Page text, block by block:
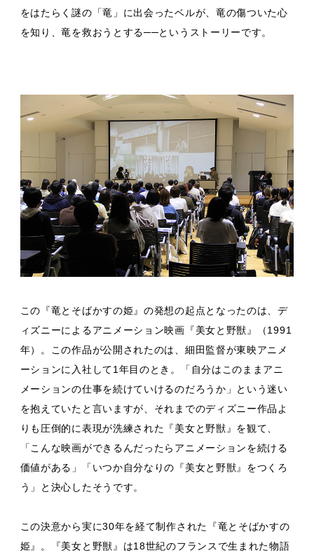
をはたらく謎の「竜」に出会ったベルが、竜の傷ついた心
を知り、竜を救おうとする──というストーリーです。
この『竜とそばかすの姫』の発想の起点となったのは、デ
ィズニーによるアニメーション映画『美女と野獣』（1991
年）。この作品が公開されたのは、細田監督が東映アニメ
ーションに入社して1年目のとき。「自分はこのままアニ
メーションの仕事を続けていけるのだろうか」という迷い
を抱えていたと言いますが、それまでのディズニー作品よ
りも圧倒的に表現が洗練された『美女と野獣』を観て、
「こんな映画ができるんだったらアニメーションを続ける
価値がある」「いつか自分なりの『美女と野獣』をつくろ
う」と決心したそうです。
この決意から実に30年を経て制作された『竜とそばかすの
姫』。『美女と野獣』は18世紀のフランスで生まれた物語